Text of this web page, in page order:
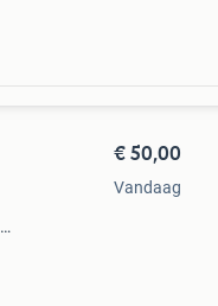
€ 50,00
Vandaag